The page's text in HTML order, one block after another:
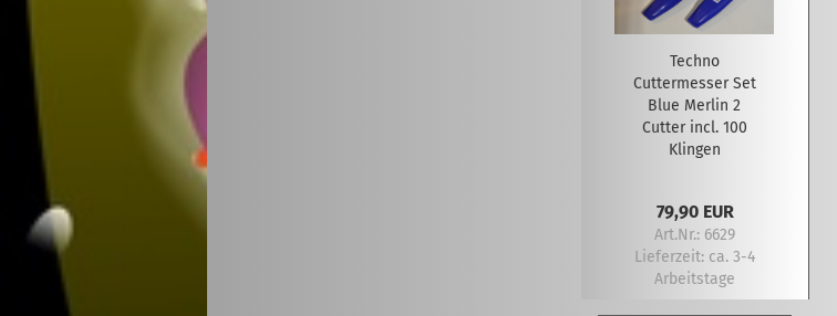
Techno
Cuttermesser Set
Blue Merlin 2
Cutter incl. 100
Klingen
79,90 EUR
Art.Nr.: 6629
Lieferzeit: ca. 3-4
Arbeitstage